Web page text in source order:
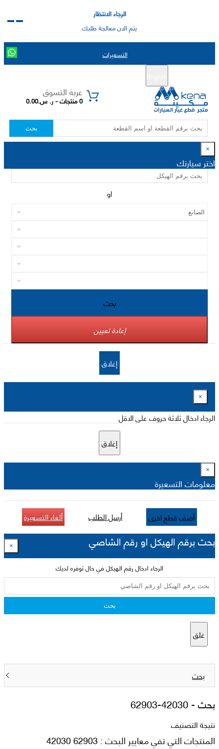
الرجاء الانتظار
يتم الان معالجة طلبك
التسعيرات
عربة التسوق
0 منتجات - ر. س.0.00
بحث
×
اختر سيارتك
او
بحث
إعادة تعيين
إغلاق
×
الرجاء ادخال ثلاثة حروف على الاقل
إغلاق
×
معلومات التسعيرة
أضف قطع اخرى أرسل الطلب ألغاء التسعيرة
بحث برقم الهيكل او رقم الشاصي ×
الرجاء ادخال رقم الهيكل في حال توفره لديك
بحث
غلق
بحث
بحث -62903-42030
نتيجة التصنيف
المنتجات التي تفي معايير البحث : 62903 42030